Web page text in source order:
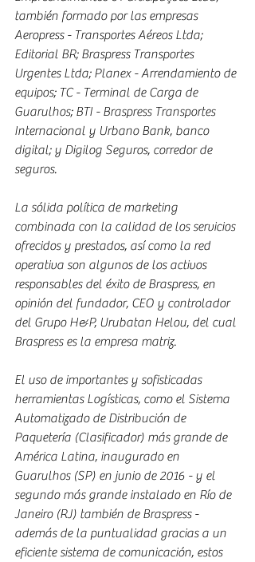
también formado por las empresas
Aeropress - Transportes Aéreos Ltda;
Editorial BR; Braspress Transportes
Urgentes Ltda; Planex - Arrendamiento de
equipos; TC - Terminal de Carga de
Guarulhos; BTI - Braspress Transportes
Internacional y Urbano Bank, banco
digital; y Digilog Seguros, corredor de
seguros.
La sólida política de marketing
combinada con la calidad de los servicios
ofrecidos y prestados, así como la red
operativa son algunos de los activos
responsables del éxito de Braspress, en
opinión del fundador, CEO y controlador
del Grupo H&P, Urubatan Helou, del cual
Braspress es la empresa matriz.
El uso de importantes y sofisticadas
herramientas Logísticas, como el Sistema
Automatizado de Distribución de
Paquetería (Clasificador) más grande de
América Latina, inaugurado en
Guarulhos (SP) en junio de 2016 - y el
segundo más grande instalado en Río de
Janeiro (RJ) también de Braspress -
además de la puntualidad gracias a un
eficiente sistema de comunicación, estos